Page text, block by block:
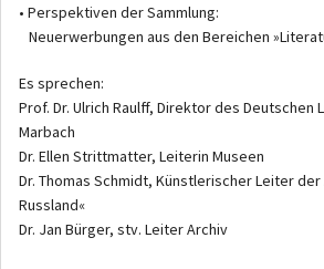
• Perspektiven der Sammlung:
Neuerwerbungen aus den Bereichen
Es sprechen:
Prof. Dr. Ulrich Raulff, Direktor des Deutschen
Marbach
Dr. Ellen Strittmatter, Leiterin Museen
Dr. Thomas Schmidt, Künstlerischer Leiter
Russland«
Dr. Jan Bürger, stv. Leiter Archiv